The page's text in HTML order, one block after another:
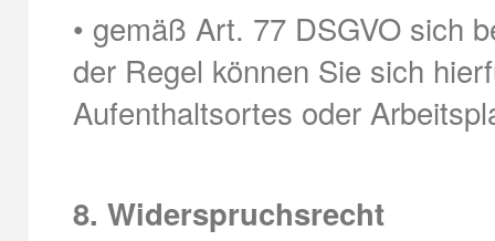
• gemäß Art. 77 DSGVO sich
der Regel können Sie sich
Aufenthaltsortes oder
8. Widerspruchsrecht